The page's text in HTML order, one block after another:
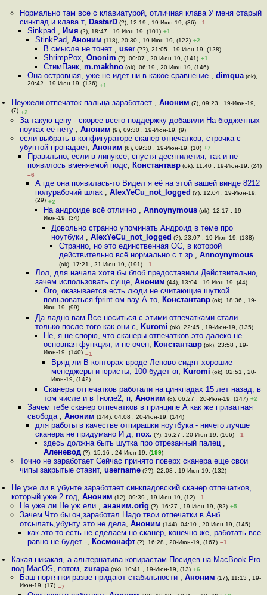
Нормально там все с клавиатурой, отличная клава У меня старый
синкпад и клава т, DastarD(?), 12:19 , 19-Июн-19, (36) –1
Sinkpad , Имя (?), 18:47 , 19-Июн-19, (101) +1
StinkPad,Аноним (118), 20:30 , 19-Июн-19, (122) +2
В смысле не тонет , user(??), 21:05 , 19-Июн-19, (128)
ShrimpPox, Ononim (?), 00:07 , 20-Июн-19, (141) +1
СтимПанк, m.makhno(ok), 06:19 , 20-Июн-19, (146)
Она островная, уже не идет ни в какое сравнение , dimqua(ok),
20:42 , 19-Июн-19, (126) +1
Неужели отпечаток пальца заработает ,Аноним (7), 09:23 , 19-Июн-19,
(7) +2
За такую цену - скорее всего поддержку добавили На бюджетных
ноутах её нету , Аноним (9), 09:30 , 19-Июн-19, (9)
если выбрать в конфигураторе сканер отпечатков, строчка с
убунтой пропадает, Аноним (8), 09:30 , 19-Июн-19, (10) +7
Правильно, если в линуксе, спустя десятилетия, так и не
появилось вменяемой подс, Константавр(ok), 11:40 , 19-Июн-19, (24)
–6
А где она появилась-то Видел я её на этой вашей винде 8212
полурабочий шлак ,AlexYeCu_not_logged (?), 12:04 , 19-Июн-19,
(29) +2
На андроиде всё отлично , Annoynymous(ok), 12:17 , 19-
Июн-19, (34)
Довольно странно упоминать Андроид в теме про
ноутбуки , AlexYeCu_not_logged (?), 23:07 , 19-Июн-19, (138)
Странно, но это единственная ОС, в которой
действительно всё нормально с т зр ,Annoynymous
(ok), 17:21 , 21-Июн-19, (191) –1
Лол, для начала хотя бы блоб предоставили Действительно,
зачем использовать суще,Аноним (44), 13:04 , 19-Июн-19, (44)
Ого, оказывается есть люди не считающие шуткой
пользоваться fprint ом вау А то, Константавр(ok), 18:36 , 19-
Июн-19, (99)
Да ладно вам Все носиться с этими отпечатками стали
только после того как они с, Kuromi (ok), 22:45 , 19-Июн-19, (135)
Не, я не спорю, что сканеры отпечатков это далеко не
основная функция, и не очен, Константавр(ok), 23:58 , 19-
Июн-19, (140) –1
Вряд ли В конторах вроде Леново сидят хорошие
менеджеры и юристы, 100 будет ог, Kuromi (ok), 02:51 , 20-
Июн-19, (142)
Сканеры отпечатков работали на цинкпадах 15 лет назад, в
том числе и в Гноме2, п, Аноним (8), 06:27 , 20-Июн-19, (147) +2
Зачем тебе сканер отпечатков в принципе А как же приватная
свобода , Аноним (144), 04:08 , 20-Июн-19, (144)
для работы в качестве отпирашки ноутбука - ничего лучше
сканера не придумано И д, пох. (?), 16:27 , 20-Июн-19, (166) –1
здесь должна быть шутка про отрезанный палец ,
Аленевод(?), 15:16 , 24-Июн-19, (199)
Точно не заработает Сейчас принято поверх сканера еще свои
чипы закрытые ставит, username(??), 22:08 , 19-Июн-19, (132)
Не уже ли в убунте заработает синкпадовский сканер отпечатков,
который уже 2 год,Аноним (12), 09:39 , 19-Июн-19, (12) –1
Не уже ли Не уж ели , ананим.orig (?), 16:27 , 19-Июн-19, (82) +5
Зачем Что бы он,заработал Надо твои отпечатки в Анб
отсылать,убунту это не дела, Аноним (144), 04:10 , 20-Июн-19, (145)
как это то есть не сделаем но сканер, конечно же, работать все
равно не будет -, Космонафт(?), 16:28 , 20-Июн-19, (167) –1
Какая-никакая, а альтернатива копирастам Посидев на MacBook Pro
под MacOS, потом,zurapa (ok), 10:41 , 19-Июн-19, (13) +6
Баш портянки разве придают стабильности , Аноним (17), 11:13 , 19-
Июн-19, (17) –7